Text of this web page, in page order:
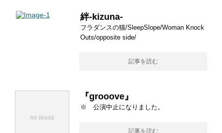
絆-kizuna-
フラダンスの猫/SleepSlope/Woman Knock
Outs/opposite side/
記事を読む
『grooove』
※ 公演中止になりました。
記事を読む